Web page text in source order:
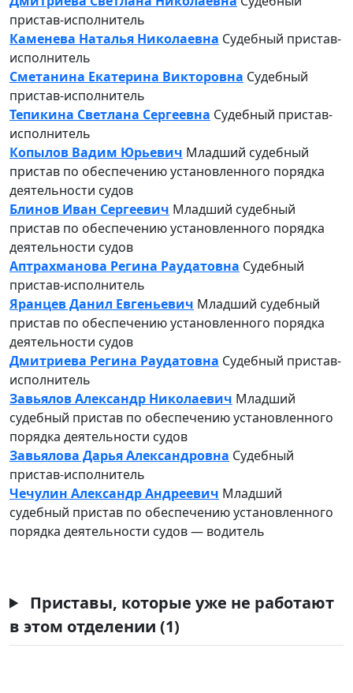
пристав-исполнитель
Каменева Наталья Николаевна Судебный пристав-
исполнитель
Сметанина Екатерина Викторовна Судебный
пристав-исполнитель
Тепикина Светлана Сергеевна Судебный пристав-
исполнитель
Копылов Вадим Юрьевич Младший судебный
пристав по обеспечению установленного порядка
деятельности судов
Блинов Иван Сергеевич Младший судебный
пристав по обеспечению установленного порядка
деятельности судов
Аптрахманова Регина Раудатовна Судебный
пристав-исполнитель
Яранцев Данил Евгеньевич Младший судебный
пристав по обеспечению установленного порядка
деятельности судов
Дмитриева Регина Раудатовна Судебный пристав-
исполнитель
Завьялов Александр Николаевич Младший
судебный пристав по обеспечению установленного
порядка деятельности судов
Завьялова Дарья Александровна Судебный
пристав-исполнитель
Чечулин Александр Андреевич Младший
судебный пристав по обеспечению установленного
порядка деятельности судов — водитель
Приставы, которые уже не работают
в этом отделении (1)